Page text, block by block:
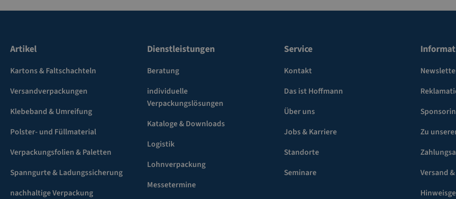
Artikel
Kartons & Faltschachteln
Versandverpackungen
Klebeband & Umreifung
Polster- und Füllmaterial
Verpackungsfolien & Paletten
Spanngurte & Ladungssicherung
nachhaltige Verpackung
Dienstleistungen
Beratung
individuelle
Verpackungslösungen
Kataloge & Downloads
Logistik
Lohnverpackung
Messetermine
Service
Kontakt
Das ist Hoffmann
Über uns
Jobs & Karriere
Standorte
Seminare
Zu
Versand